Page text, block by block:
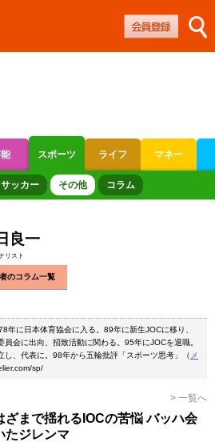
スポーツ ライフ マネー
トレース
サッカー その他 コラム
良一
リスト
のコラム一覧
年に日本体育協会に入る。89年に新生JOCに移り、
会に出向、招致活動に関わる。95年にJOCを退職。
し、代表に。98年から五輪批評「スポーツ思考」（ メ
sp/
> 一覧へ
ざまで揺れるIOCの苦悩 バッハ会
たジレンマ